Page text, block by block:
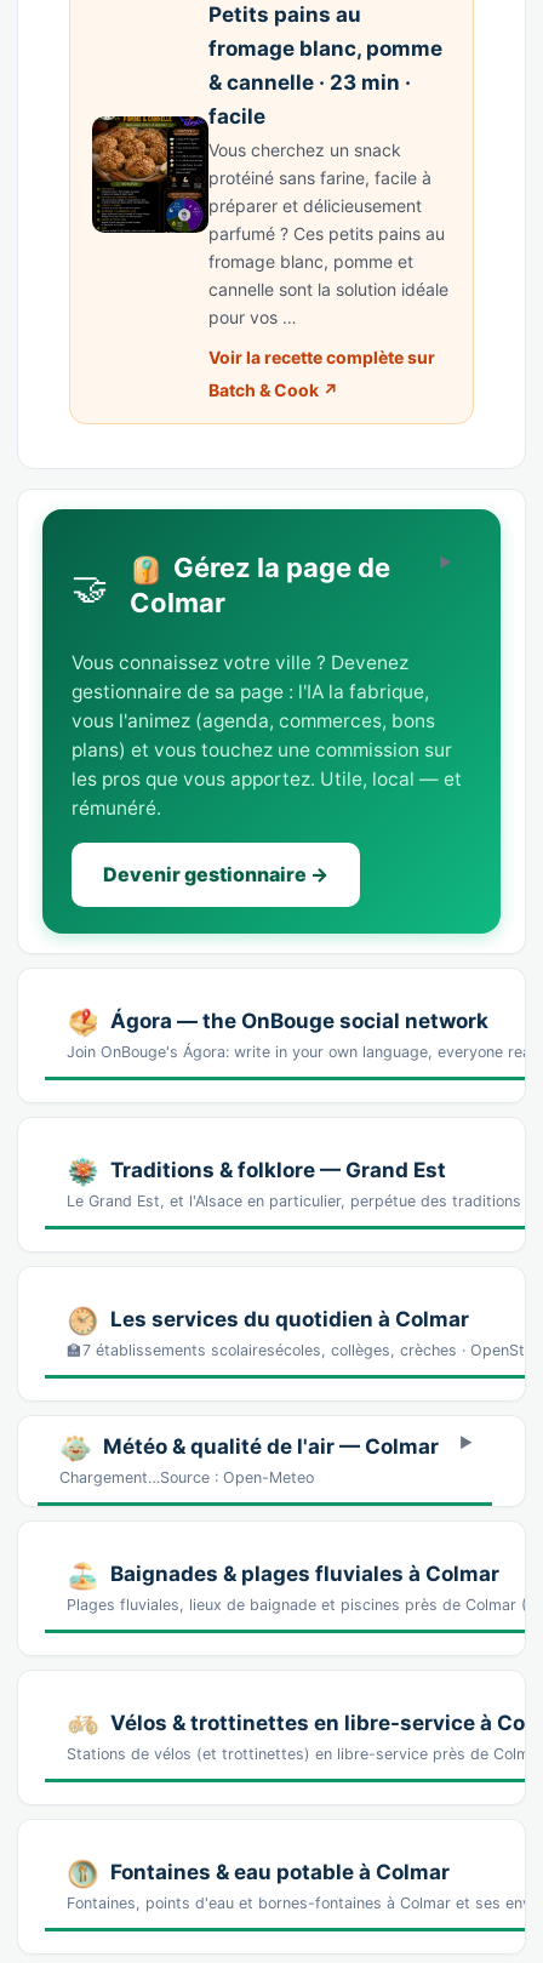
Petits pains au
fromage blanc, pomme
& cannelle · 23 min ·
facile
Vous cherchez un snack
protéiné sans farine, facile à
préparer et délicieusement
parfumé ? Ces petits pains au
fromage blanc, pomme et
cannelle sont la solution idéale
pour vos …
Voir la recette complète sur
Batch & Cook ↗
🤝
Gérez la page de
Colmar
Vous connaissez votre ville ? Devenez
gestionnaire de sa page : l'IA la fabrique,
vous l'animez (agenda, commerces, bons
plans) et vous touchez une commission sur
les pros que vous apportez. Utile, local — et
rémunéré.
Devenir gestionnaire →
Ágora — the OnBouge social network
Join OnBouge's Ágora: write in your own language, everyone
Traditions & folklore — Grand Est
Le Grand Est, et l'Alsace en particulier, perpétue des traditions
Les services du quotidien à Colmar
🏫7 établissements scolairesécoles, collèges, crèches ·
Météo & qualité de l'air — Colmar
Chargement…Source : Open-Meteo
Baignades & plages fluviales à Colmar
Plages fluviales, lieux de baignade et piscines près de Colmar
Vélos & trottinettes en libre-service à
Stations de vélos (et trottinettes) en libre-service près de
Fontaines & eau potable à Colmar
Fontaines, points d'eau et bornes-fontaines à Colmar et ses